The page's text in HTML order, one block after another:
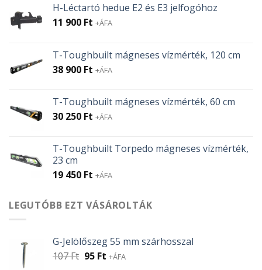
H-Léctartó hedue E2 és E3 jelfogóhoz
11 900 Ft +ÁFA
T-Toughbuilt mágneses vízmérték, 120 cm
38 900 Ft +ÁFA
T-Toughbuilt mágneses vízmérték, 60 cm
30 250 Ft +ÁFA
T-Toughbuilt Torpedo mágneses vízmérték,
23 cm
19 450 Ft +ÁFA
LEGUTÓBB EZT VÁSÁROLTÁK
G-Jelölőszeg 55 mm szárhosszal
107Ft Original
95 FtCurrent
+ÁFA